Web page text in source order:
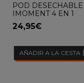
POD DESECHABLE
IMOMENT 4 EN 1
(WATERMELON
COCONUT / TRIPLE
LEMONADE /...
24,95€
AÑADIR A LA CESTA